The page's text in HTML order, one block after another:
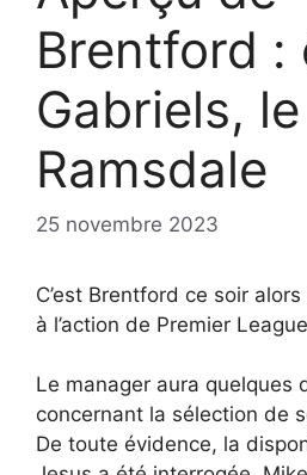
Brentford :
Gabriels,
Ramsdale
25 novembre 2023
C’est Brentford ce soir
à l’action de Premier
Le manager aura quelques
concernant la sélection de
De toute évidence, la